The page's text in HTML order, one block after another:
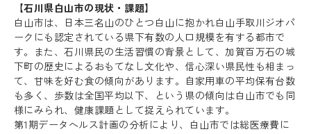
【石川県白山市の現状・課題】
白山市は、日本三名山のひとつ白山に抱かれ白山手取川ジオパ
ークにも認定されている県下有数の人口規模を有する都市で
す。また、石川県民の生活習慣の背景として、加賀百万石の城
下町の歴史によるおもてなし文化や、信心深い県民性も相まっ
て、甘味を好む食の傾向があります。自家用車の平均保有台数
も多く、歩数は全国平均以下、という県の傾向は白山市でも同
様にみられ、健康課題として捉えられています。
第1期データヘルス計画の分析により、白山市では総医療費に